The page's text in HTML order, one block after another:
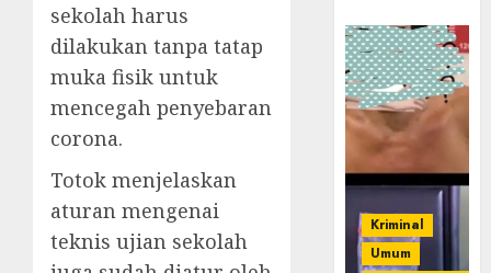
sekolah harus
dilakukan tanpa tatap
muka fisik untuk
mencegah penyebaran
corona.
Totok menjelaskan
aturan mengenai
teknis ujian sekolah
Kriminal
Umum